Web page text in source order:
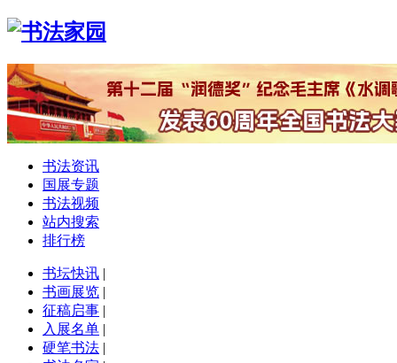
书法资讯
国展专题
书法视频
站内搜索
排行榜
书坛快讯 |
书画展览 |
征稿启事 |
入展名单 |
硬笔书法 |